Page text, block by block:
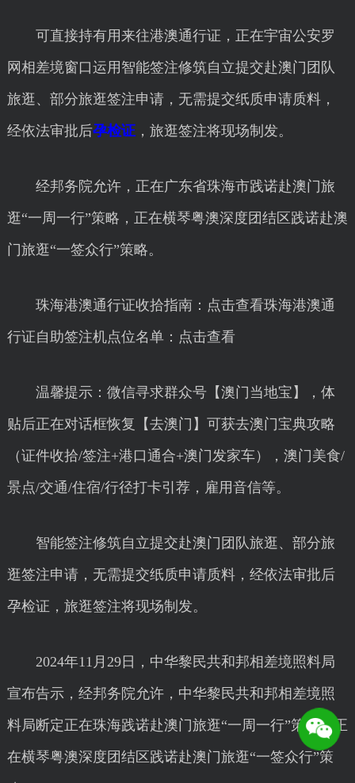
可直接持有用来往港澳通行证，正在宇宙公安罗
网相差境窗口运用智能签注修筑自立提交赴澳门团队
旅逛、部分旅逛签注申请，无需提交纸质申请质料，
经依法审批后孕检证，旅逛签注将现场制发。
经邦务院允许，正在广东省珠海市践诺赴澳门旅
逛“一周一行”策略，正在横琴粤澳深度团结区践诺赴澳
门旅逛“一签众行”策略。
珠海港澳通行证收拾指南：点击查看珠海港澳通
行证自助签注机点位名单：点击查看
温馨提示：微信寻求群众号【澳门当地宝】，体
贴后正在对话框恢复【去澳门】可获去澳门宝典攻略
（证件收拾/签注+港口通合+澳门发家车），澳门美食/
景点/交通/住宿/行径打卡引荐，雇用音信等。
智能签注修筑自立提交赴澳门团队旅逛、部分旅
逛签注申请，无需提交纸质申请质料，经依法审批后
孕检证，旅逛签注将现场制发。
2024年11月29日，中华黎民共和邦相差境照料局
宣布告示，经邦务院允许，中华黎民共和邦相差境照
料局断定正在珠海践诺赴澳门旅逛“一周一行”策略，正
在横琴粤澳深度团结区践诺赴澳门旅逛“一签众行”策